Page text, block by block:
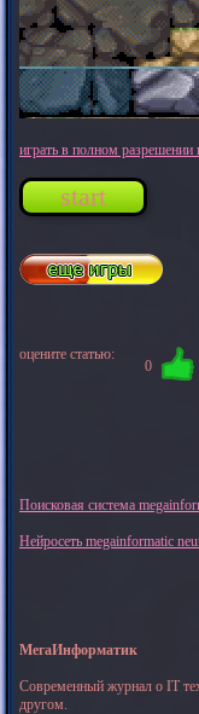
играть в полном разрешении
start
оцените статью:
0
Поисковая система
Нейросеть megainformatic
МегаИнформатик
Современный журнал о IT
другом.